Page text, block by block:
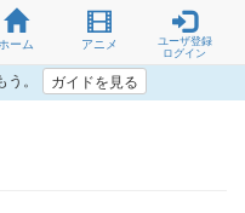
ーム アニメ
ユーザ登録
ログイン
。 ガイドを見る